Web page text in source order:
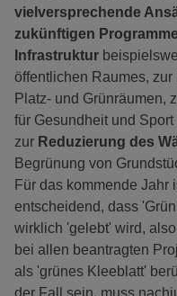
vielversprechende
zukünftigen
Infrastruktur
öffentlichen Raumes,
Platz- und Grünräumen,
für Gesundheit und Sport
zur Reduzierung des
Begrünung von
Für das kommende Jahr
entscheidend, dass
wirklich 'gelebt' wird,
bei allen beantragten
als 'grünes Kleeblatt'